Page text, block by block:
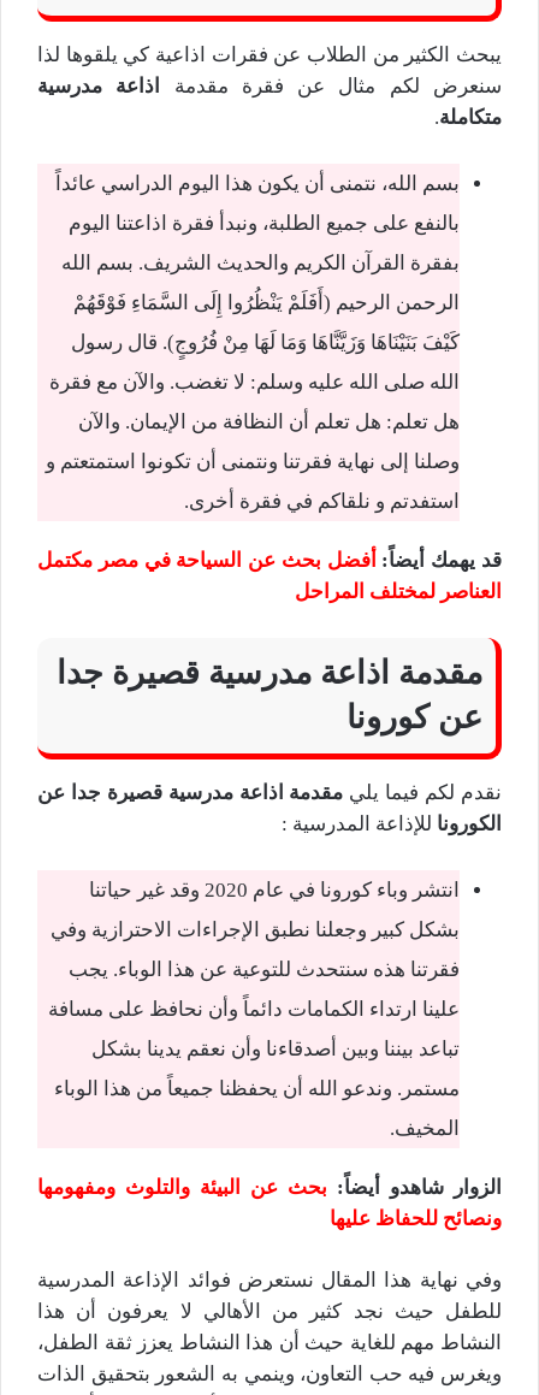
يبحث الكثير من الطلاب عن فقرات اذاعية كي يلقوها لذا
سنعرض لكم مثال عن فقرة مقدمة
اذاعة مدرسية
متكاملة.
بسم الله، نتمنى أن يكون هذا اليوم الدراسي عائداً
بالنفع على جميع الطلبة، ونبدأ فقرة اذاعتنا اليوم
بفقرة القرآن الكريم والحديث الشريف. بسم الله
الرحمن الرحيم (أَفَلَمْ يَنْظُرُوا إِلَى السَّمَاءِ فَوْقَهُمْ
كَيْفَ بَنَيْنَاهَا وَزَيَّنَّاهَا وَمَا لَهَا مِنْ فُرُوجٍ). قال رسول
الله صلى الله عليه وسلم: لا تغضب. والآن مع فقرة
هل تعلم: هل تعلم أن النظافة من الإيمان. والآن
وصلنا إلى نهاية فقرتنا ونتمنى أن تكونوا استمتعتم و
استفدتم و نلقاكم في فقرة أخرى.
قد يهمك أيضاً: أفضل بحث عن السياحة في مصر مكتمل
العناصر لمختلف المراحل
مقدمة اذاعة مدرسية قصيرة جدا
عن كورونا
نقدم لكم فيما يلي مقدمة اذاعة مدرسية قصيرة جدا عن
الكورونا للإذاعة المدرسية :
انتشر وباء كورونا في عام 2020 وقد غير حياتنا
بشكل كبير وجعلنا نطبق الإجراءات الاحترازية وفي
فقرتنا هذه سنتحدث للتوعية عن هذا الوباء. يجب
علينا ارتداء الكمامات دائماً وأن نحافظ على مسافة
تباعد بيننا وبين أصدقاءنا وأن نعقم يدينا بشكل
مستمر. وندعو الله أن يحفظنا جميعاً من هذا الوباء
المخيف.
الزوار شاهدو أيضاً: بحث عن البيئة والتلوث ومفهومها
ونصائح للحفاظ عليها
وفي نهاية هذا المقال نستعرض فوائد الإذاعة المدرسية
للطفل حيث نجد كثير من الأهالي لا يعرفون أن هذا
النشاط مهم للغاية حيث أن هذا النشاط يعزز ثقة الطفل،
ويغرس فيه حب التعاون، وينمي به الشعور بتحقيق الذات